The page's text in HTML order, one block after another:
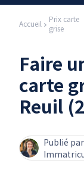
Accueil
Prix carte
grise
Faire
carte
Reuil
Publié par